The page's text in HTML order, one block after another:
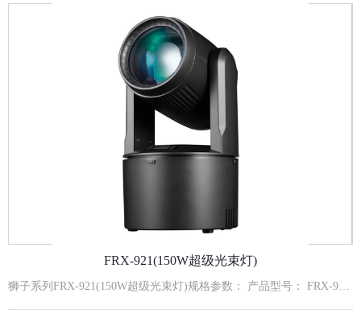
FRX-921(150W超级光束灯)
狮子系列FRX-921(150W超级光束灯)规格参数： 产品型号： FRX-921输入电压： AC110-240V,50/60Hz额定功率： 150W额定寿命： 约50000小时主要功能： 高穿透力光束 ；18蜂窝棱镜旋转效果 ；9+1图案/颜色流畅切换系统光源组成： 150W白光特定灯珠通讯信号： 标准DMX512信号；RJ45接口控制模式： 默认DMX512模式、自走模式、主从模式、声控模式外壳材质： VO级无卤阻燃机身工作环境： 室内使用冷却方式： 强制风冷水平扫描： 水平旋转最大角度540度垂直扫描： 垂直旋转最大角度180度 安装方式： 建议安装方式： 嵌入式安装(加固吊顶结构)嵌入式安装开孔尺寸：φ230×H110mmAddrA001-A512512地址设置CHnd12CH12通道设置SLndAuto主机自走模式Soun主机声控模式dNh控台模式rPANnoX电机正转YESX电机反转rTiLnoY电机正转YESY电机反转SEnS0-99声控灵敏度体调节LEdOFF5秒后灭屏ON屏幕一直开启dISPno显示反向YES显示正向C000温度显示rESTYES复位12通道功能DMX数值描述1X轴0-2552X轴微调0-2553Y轴0-2554Y轴微调0-2555X Y轴速度0-255速度由快到慢6图案白光0-255图案调光从暗到亮7图案频闪0-9无功能10-255同步频闪速度由慢到快（1HZ25HZ）8色盘0--10白光11--21颜色122--32颜色233--43颜色344--54颜色455--65颜色566--76颜色677--127颜色7128-255颜色自走9图案盘0-15过光孔16-23图案124-31图案232-39图案340-47图案447-55图案556-63图案664-127图案7128-255自走10棱镜0-7关闭棱镜8-127打开棱镜128-255棱镜自转由慢到快11宏功能0-49无50-149自走,由快到慢150-255声控12复位0-240无功能241-255复位,5s有效。